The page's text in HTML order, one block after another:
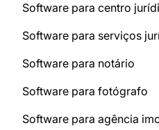
Software para centro
Software para serviços
Software para notário
Software para fotógrafo
Software para agência